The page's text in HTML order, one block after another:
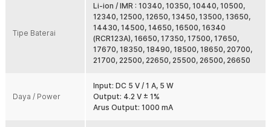
pengisian sesuai kondisi baterai. Pada tahap awal, arus dijaga
konstan untuk efisiensi optimal. Ketika tegangan mendekati batas
maksimum, sistem beralih ke tegangan konstan sambil menurunkan
arus secara bertahap hingga baterai penuh.
Struktur Perlindungan Berlapis
Dilengkapi sistem perlindungan berlapis untuk memastikan
anti-short circuit, reverse polarity protection, overcharge
protection, serta intelligent thermal protection. Sistem juga akan
menghentikan pengisian secara otomatis saat baterai mencapai
Tipe Baterai
Li-ion / IMR : 10340, 10350, 10440, 10500,
12340, 12500, 12650, 13450, 13500, 13650,
14430, 14500, 14650, 16500, 16340
(RCR123A), 16650, 17350, 17500, 17650,
17670, 18350, 18490, 18500, 18650, 20700,
21700, 22500, 22650, 25500, 26500, 26650
Daya / Power
Input: DC 5 V / 1 A, 5 W
Output: 4.2 V ± 1%
Arus Output: 1000 mA